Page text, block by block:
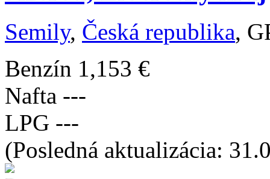
Semily, Česká republika,
Benzín 1,153 €
Nafta ---
LPG ---
(Posledná aktualizácia: